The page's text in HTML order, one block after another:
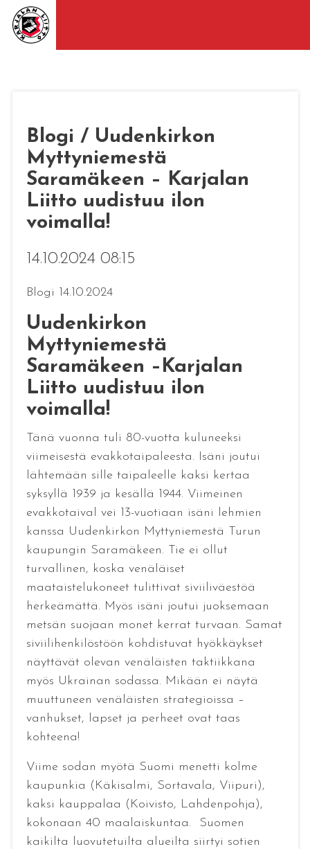
Blogi / Uudenkirkon
Myttyniemestä
Saramäkeen – Karjalan
Liitto uudistuu ilon
voimalla!
14.10.2024 08:15
Blogi 14.10.2024
Uudenkirkon
Myttyniemestä
Saramäkeen –Karjalan
Liitto uudistuu ilon
voimalla!
Tänä vuonna tuli 80-vuotta kuluneeksi
viimeisestä evakkotaipaleesta. Isäni joutui
lähtemään sille taipaleelle kaksi kertaa
syksyllä 1939 ja kesällä 1944. Viimeinen
evakkotaival vei 13-vuotiaan isäni lehmien
kanssa Uudenkirkon Myttyniemestä Turun
kaupungin Saramäkeen. Tie ei ollut
turvallinen, koska venäläiset
maataistelukoneet tulittivat siviiliväestöä
herkeämättä. Myös isäni joutui juoksemaan
metsän suojaan monet kerrat turvaan. Samat
siviilihenkilöstöön kohdistuvat hyökkäykset
näyttävät olevan venäläisten taktiikkana
myös Ukrainan sodassa. Mikään ei näytä
muuttuneen venäläisten strategioissa –
vanhukset, lapset ja perheet ovat taas
kohteena!
Viime sodan myötä Suomi menetti kolme
kaupunkia (Käkisalmi, Sortavala, Viipuri),
kaksi kauppalaa (Koivisto, Lahdenpohja),
kokonaan 40 maalaiskuntaa. Suomen
kaikilta luovutetuilta alueilta siirtyi sotien